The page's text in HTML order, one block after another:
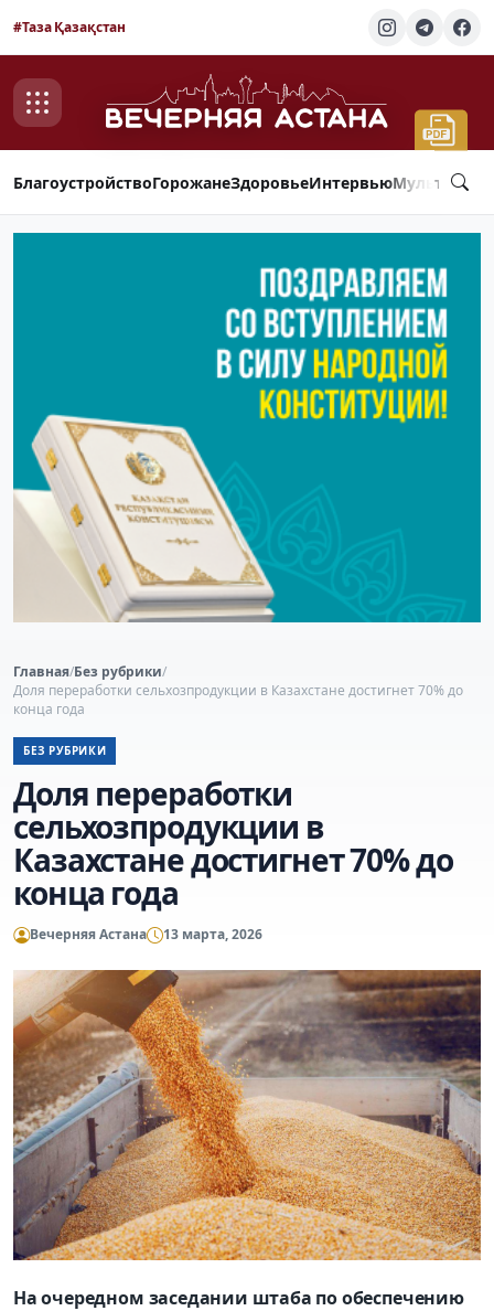
#Таза Қазақстан
БлагоустройствоГорожанеЗдоровьеИнтервью
Главная/Без рубрики/
Доля переработки сельхозпродукции в Казахстане достигнет 70% до
конца года
БЕЗ РУБРИКИ
Доля переработки
сельхозпродукции в
Казахстане достигнет 70% до
конца года
Вечерняя Астана 13 марта, 2026
На очередном заседании штаба по обеспечению